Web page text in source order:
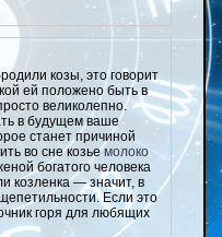
козы, это говорит
ей положено быть в
великолепно.
в будущем ваше
станет причиной
во сне козьемолоко
богатого человека
козленка — значит, в
Если это
горя для любящих